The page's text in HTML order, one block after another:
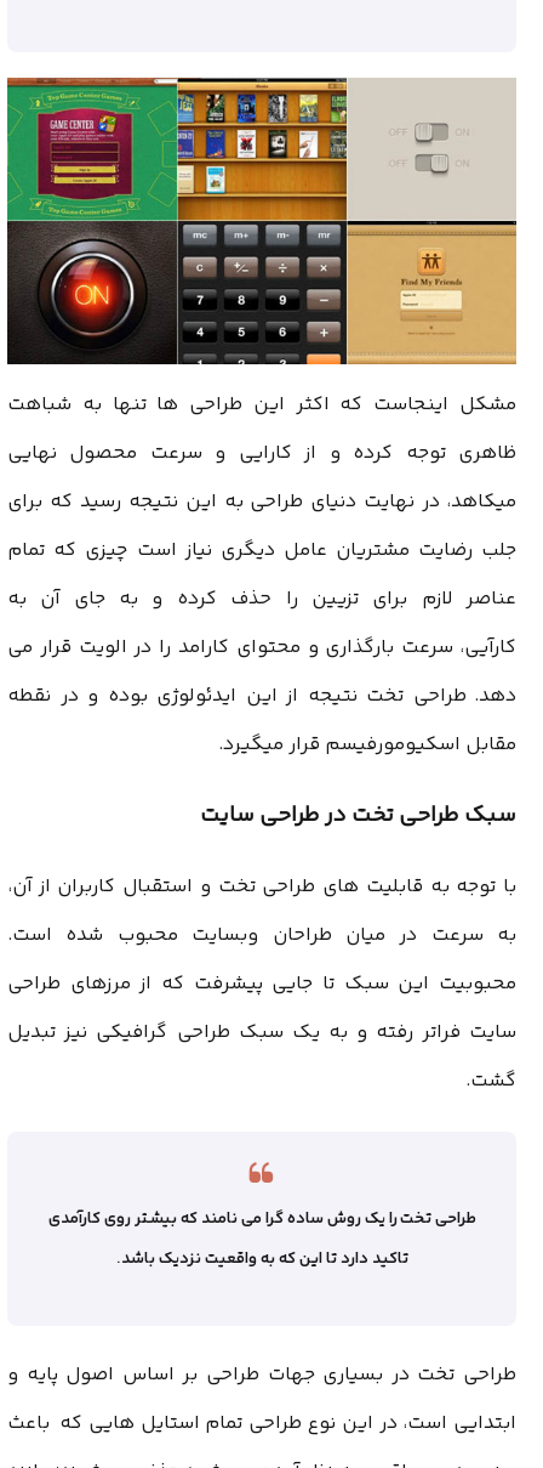
مشکل اینجاست که اکثر این طراحی ها تنها به شباهت
ظاهری توجه کرده و از کارایی و سرعت محصول نهایی
میکاهد، در نهایت دنیای طراحی به این نتیجه رسید که برای
جلب رضایت مشتریان عامل دیگری نیاز است چیزی که تمام
عناصر لازم برای تزیین را حذف کرده و به جای آن به
کارآیی، سرعت بارگذاری و محتوای کارامد را در الویت قرار می
دهد. طراحی تخت نتیجه از این ایدئولوژی بوده و در نقطه
مقابل اسکیومورفیسم قرار میگیرد.
سبک طراحی تخت در طراحی سایت
با توجه به قابلیت های طراحی تخت و استقبال کاربران از آن،
به سرعت در میان طراحان وبسایت محبوب شده است.
محبوبیت این سبک تا جایی پیشرفت که از مرزهای طراحی
سایت فراتر رفته و به یک سبک طراحی گرافیکی نیز تبدیل
گشت.
طراحی تخت را یک روش ساده گرا می نامند که بیشتر روی کارآمدی
تاکید دارد تا این که به واقعیت نزدیک باشد.
طراحی تخت در بسیاری جهات طراحی بر اساس اصول پایه و
ابتدایی است، در این نوع طراحی تمام استایل هایی که باعث